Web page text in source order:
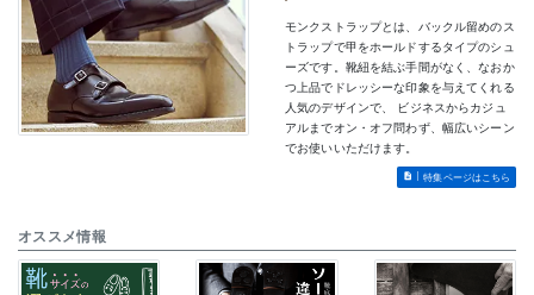
モンクストラップとは、バックル留めのス
トラップで甲をホールドするタイプのシュ
ーズです。靴紐を結ぶ手間がなく、なおか
つ上品でドレッシーな印象を与えてくれる
人気のデザインで、 ビジネスからカジュ
アルまでオン・オフ問わず、幅広いシーン
でお使いいただけます。
特集ページはこちら
オススメ情報